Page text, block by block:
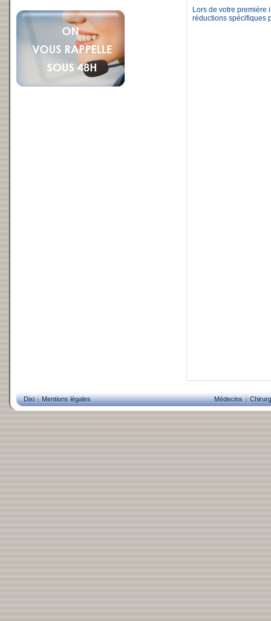
Lors de votre première
réductions spécifiques
Dixi Mentions légales Médecins